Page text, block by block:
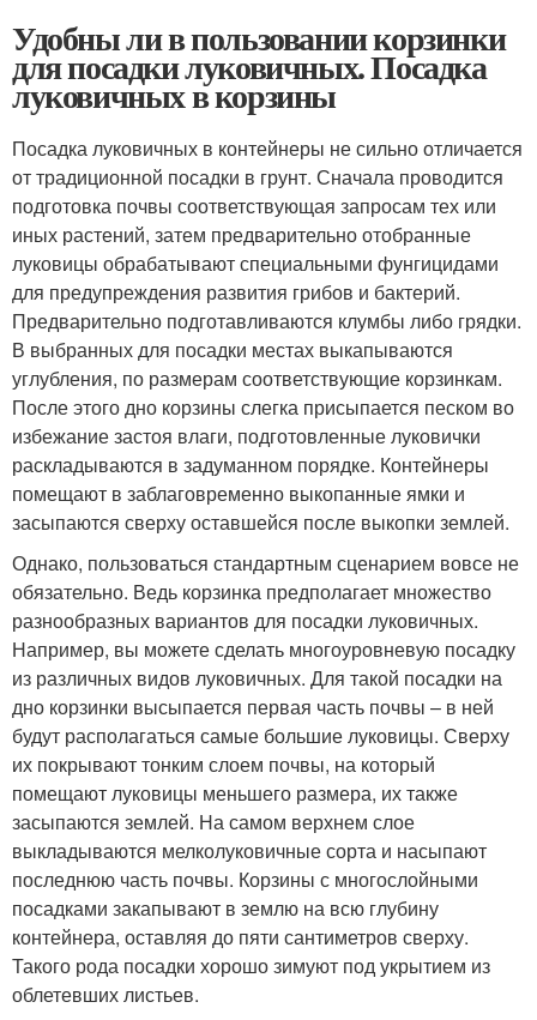
Удобны ли в пользовании корзинки
для посадки луковичных. Посадка
луковичных в корзины
Посадка луковичных в контейнеры не сильно отличается
от традиционной посадки в грунт. Сначала проводится
подготовка почвы соответствующая запросам тех или
иных растений, затем предварительно отобранные
луковицы обрабатывают специальными фунгицидами
для предупреждения развития грибов и бактерий.
Предварительно подготавливаются клумбы либо грядки.
В выбранных для посадки местах выкапываются
углубления, по размерам соответствующие корзинкам.
После этого дно корзины слегка присыпается песком во
избежание застоя влаги, подготовленные луковички
раскладываются в задуманном порядке. Контейнеры
помещают в заблаговременно выкопанные ямки и
засыпаются сверху оставшейся после выкопки землей.
Однако, пользоваться стандартным сценарием вовсе не
обязательно. Ведь корзинка предполагает множество
разнообразных вариантов для посадки луковичных.
Например, вы можете сделать многоуровневую посадку
из различных видов луковичных. Для такой посадки на
дно корзинки высыпается первая часть почвы – в ней
будут располагаться самые большие луковицы. Сверху
их покрывают тонким слоем почвы, на который
помещают луковицы меньшего размера, их также
засыпаются землей. На самом верхнем слое
выкладываются мелколуковичные сорта и насыпают
последнюю часть почвы. Корзины с многослойными
посадками закапывают в землю на всю глубину
контейнера, оставляя до пяти сантиметров сверху.
Такого рода посадки хорошо зимуют под укрытием из
облетевших листьев.